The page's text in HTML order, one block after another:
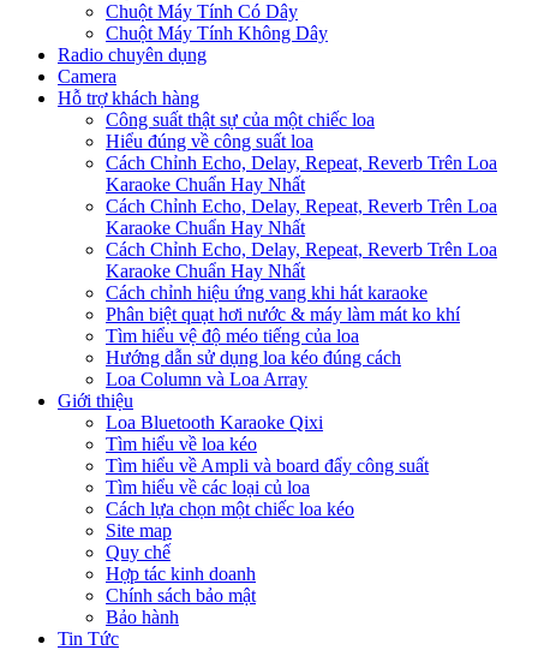
Chuột Máy Tính Có Dây
Chuột Máy Tính Không Dây
Radio chuyên dụng
Camera
Hỗ trợ khách hàng
Công suất thật sự của một chiếc loa
Hiểu đúng về công suất loa
Cách Chỉnh Echo, Delay, Repeat, Reverb Trên Loa
Karaoke Chuẩn Hay Nhất
Cách Chỉnh Echo, Delay, Repeat, Reverb Trên Loa
Karaoke Chuẩn Hay Nhất
Cách Chỉnh Echo, Delay, Repeat, Reverb Trên Loa
Karaoke Chuẩn Hay Nhất
Cách chỉnh hiệu ứng vang khi hát karaoke
Phân biệt quạt hơi nước & máy làm mát ko khí
Tìm hiểu vệ độ méo tiếng của loa
Hướng dẫn sử dụng loa kéo đúng cách
Loa Column và Loa Array
Giới thiệu
Loa Bluetooth Karaoke Qixi
Tìm hiểu về loa kéo
Tìm hiểu về Ampli và board đẩy công suất
Tìm hiểu về các loại củ loa
Cách lựa chọn một chiếc loa kéo
Site map
Quy chế
Hợp tác kinh doanh
Chính sách bảo mật
Bảo hành
Tin Tức